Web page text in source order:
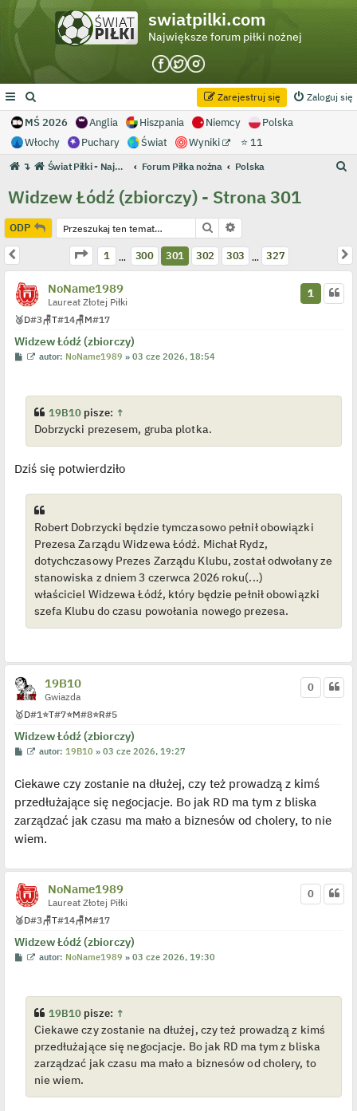
swiatpilki.com
Największe forum piłki nożnej
Zaloguj się
Zarejestruj się
MŚ 2026 Anglia Hiszpania Niemcy
Polska
Włochy
Puchary Świat Wyniki ⭐ 11
↴ Świat Piłki - Największe forum piłki nożnej Forum Piłka nożna Polska
j
Widzew Łódź (zbiorczy) - Strona 301
ODP Szukaj
Strona
301 z327
1 … 300 301 302 303 … 327
NoName1989
Laureat Złotej Piłki
🥉D#3🪑T#14🪑M#17
Widzew Łódź (zbiorczy)
1
P
W
i
e
t
l
o
e
c
z
y
p
s
t
autor: NoName1989 »03 cze 2026, 18:54
19B10 pisze: ↑
Dobrzycki prezesem, gruba plotka.
Dziś się potwierdziło
Robert Dobrzycki będzie tymczasowo pełnił obowiązki
Prezesa Zarządu Widzewa Łódź. Michał Rydz,
dotychczasowy Prezes Zarządu Klubu, został odwołany ze
stanowiska z dniem 3 czerwca 2026 roku(...)
właściciel Widzewa Łódź, który będzie pełnił obowiązki
szefa Klubu do czasu powołania nowego prezesa.
19B10
Gwiazda
🥇D#1⭐T#7⭐M#8⭐R#5
Widzew Łódź (zbiorczy)
0
P
t
W
w
i
e
l
o
d
y
n
c
z
y
o
s
autor:19B10 »03 cze 2026, 19:27
Ciekawe czy zostanie na dłużej, czy też prowadzą z kimś
przedłużające się negocjacje. Bo jak RD ma tym z bliska
zarządzać jak czasu ma mało a biznesów od cholery, to nie
wiem.
NoName1989
Laureat Złotej Piłki
🥉D#3🪑T#14🪑M#17
Widzew Łódź (zbiorczy)
0
P
W
i
e
t
l
o
j
e
d
autor: NoName1989 »03 cze 2026, 19:30
19B10 pisze: ↑
Ciekawe czy zostanie na dłużej, czy też prowadzą z kimś
przedłużające się negocjacje. Bo jak RD ma tym z bliska
zarządzać jak czasu ma mało a biznesów od cholery, to
nie wiem.